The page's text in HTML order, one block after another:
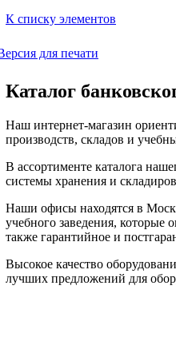
К списку элементов
для печати
Каталог
Наш интернет-магазин
производств, складов и
В ассортименте каталога
системы хранения и
Наши офисы находятся в
учебного заведения, которые
также гарантийное и
Высокое качество
лучших предложений для